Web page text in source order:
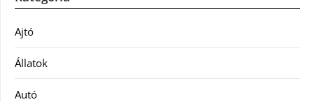
Ajtó
Állatok
Autó